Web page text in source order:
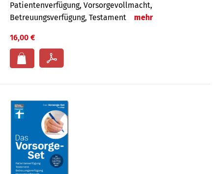
Patientenverfügung, Vorsorgevollmacht,
Betreuungsverfügung, Testament
mehr
16,00 €